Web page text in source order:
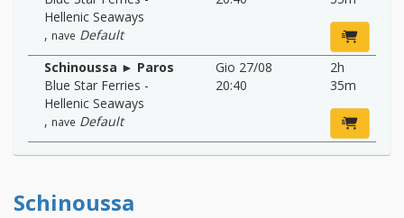
Hellenic Seaways
, nave Default
Schinoussa ► Paros
Blue Star Ferries -
Hellenic Seaways
, nave Default
Gio 27/08
20:40
2h
35m
Schinoussa